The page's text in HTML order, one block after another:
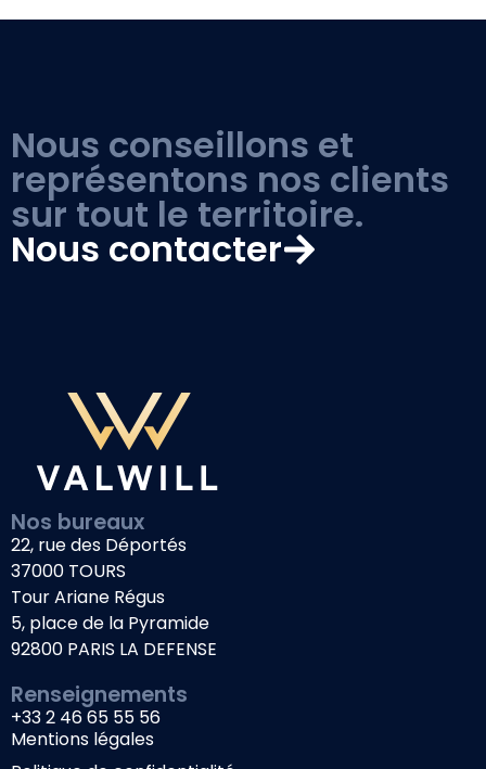
Nous conseillons et
représentons nos clients
sur tout le territoire.
Nous contacter
Nos bureaux
22, rue des Déportés
37000 TOURS
Tour Ariane Régus
5, place de la Pyramide
92800 PARIS LA DEFENSE
Renseignements
+33 2 46 65 55 56
Mentions légales